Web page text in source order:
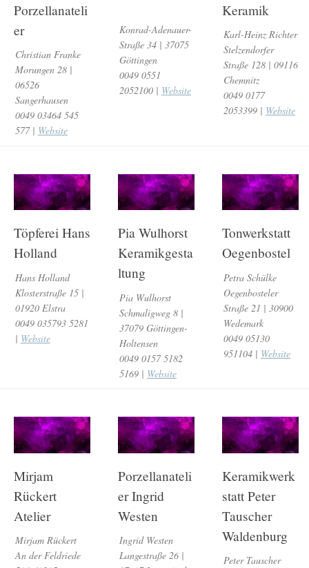
Porzellanateli
er
Christian Franke
Morungen 28 |
06526
Sangerhausen
0049 03464 545
577 | Website
Konrad-Adenauer-
Straße 34 | 37075
Göttingen
0049 0551
2052100 | Website
Keramik
Karl-Heinz Richter
Stelzendorfer
Straße 128 | 09116
Chemnitz
0049 0177
2053399 | Website
Töpferei Hans
Holland
Hans Holland
Klosterstraße 15 |
01920 Elstra
0049 035793 5281
| Website
Pia Wulhorst
Keramikgesta
ltung
Pia Wulhorst
Schmaligweg 8 |
37079 Göttingen-
Holtensen
0049 0157 5182
5169 | Website
Tonwerkstatt
Oegenbostel
Petra Schülke
Oegenbosteler
Straße 21 | 30900
Wedemark
0049 05130
951104 | Website
Mirjam
Rückert
Atelier
Mirjam Rückert
An der Feldriede
Porzellanateli
er Ingrid
Westen
Ingrid Westen
Langestraße 26 |
Keramikwerk
statt Peter
Tauscher
Waldenburg
Peter Tauscher